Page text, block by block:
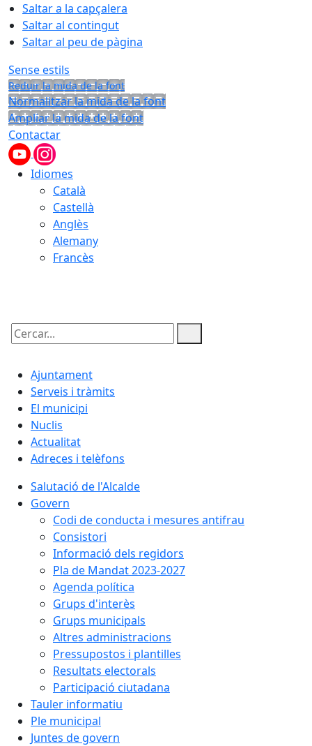
Saltar a la capçalera
Saltar al contingut
Saltar al peu de pàgina
Sense estils
Reduir la mida de la font
Normalitzar la mida de la font
Ampliar la mida de la font
Contactar
Idiomes
Català
Castellà
Anglès
Alemany
Francès
Cercar:
Ajuntament
Serveis i tràmits
El municipi
Nuclis
Actualitat
Adreces i telèfons
Salutació de l'Alcalde
Govern
Codi de conducta i mesures antifrau
Consistori
Informació dels regidors
Pla de Mandat 2023-2027
Agenda política
Grups d'interès
Grups municipals
Altres administracions
Pressupostos i plantilles
Resultats electorals
Participació ciutadana
Tauler informatiu
Ple municipal
Juntes de govern